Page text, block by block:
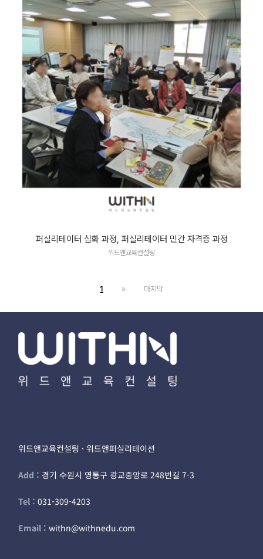
퍼실리테이터 심화 과정, 퍼실리테이터 민간 자격증 과정
위드앤교육컨설팅
1 » 마지막
위드앤교육컨설팅 · 위드앤퍼실리테이션
Add : 경기 수원시 영통구 광교중앙로 248번길 7-3
Tel :031-309-4203
Email : withn@withnedu.com